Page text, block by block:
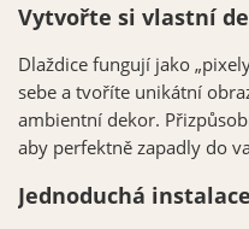
Vytvořte si vlastní
Dlaždice fungují jako
sebe a tvoříte unikátní
ambientní dekor.
aby perfektně zapadly do
Jednoduchá instalace